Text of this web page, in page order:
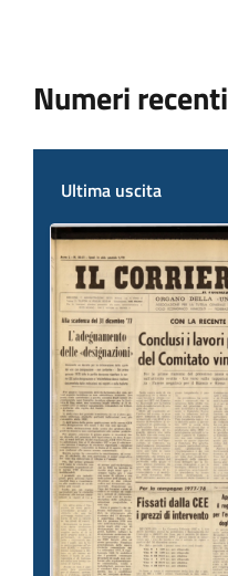
Numeri recenti
Ultima uscita